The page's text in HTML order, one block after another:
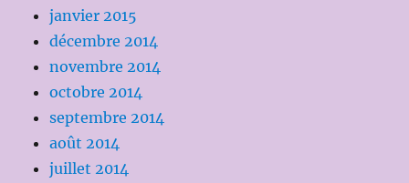
janvier 2015
décembre 2014
novembre 2014
octobre 2014
septembre 2014
août 2014
juillet 2014